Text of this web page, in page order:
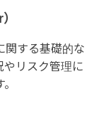
関する基礎的な
やリスク管理に